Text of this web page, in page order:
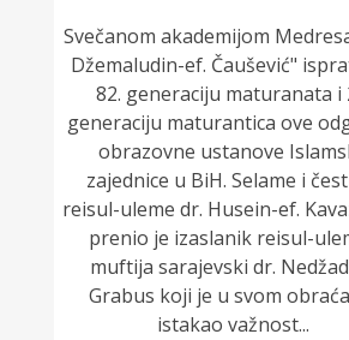
Svečanom akademijom
Džemaludin-ef. Čaušević"
82. generaciju maturanata i
generaciju maturantica ove
obrazovne ustanove
zajednice u BiH. Selame i
reisul-uleme dr. Husein-ef.
prenio je izaslanik reisul-
muftija sarajevski dr.
Grabus koji je u svom
istakao važnost...